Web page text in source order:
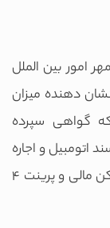
امور بین الملل
دهنده میزان
گواهی سپرده
اتومبیل و اجاره
نامه دارید نیز ارائه دهید (مدت اعتبار نامه تمکن مالی و پرینت ۴